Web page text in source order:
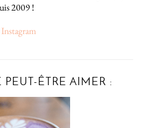
2009 !
Instagram
ÊTRE AIMER :